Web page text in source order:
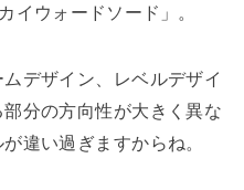
イウォードソード」。
デザイン、レベルデザイ
分の方向性が大きく異な
違い過ぎますからね。